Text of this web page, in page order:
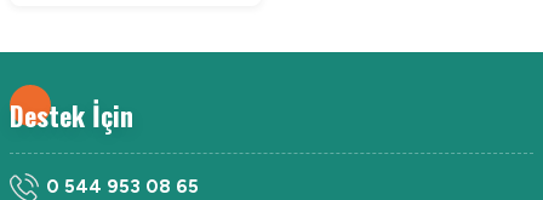
Destek İçin
0 544 953 08 65